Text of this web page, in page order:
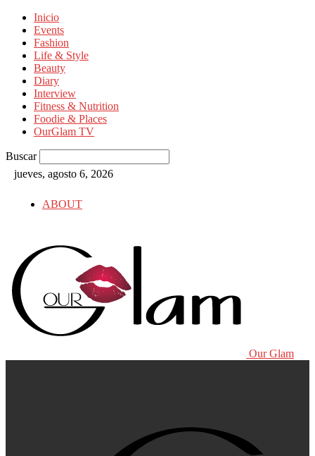
Inicio
Events
Fashion
Life & Style
Beauty
Diary
Interview
Fitness & Nutrition
Foodie & Places
OurGlam TV
Buscar
jueves, agosto 6, 2026
ABOUT
Our Glam